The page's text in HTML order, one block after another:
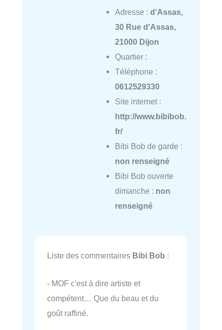
Adresse : d'Assas,
30 Rue d'Assas,
21000 Dijon
Quartier :
Téléphone :
0612529330
Site internet :
http://www.bibibob.
fr/
Bibi Bob de garde :
non renseigné
Bibi Bob ouverte
dimanche : non
renseigné
Liste des commentaires Bibi Bob :
- MOF c'est à dire artiste et
compétent… Que du beau et du
goût raffiné.